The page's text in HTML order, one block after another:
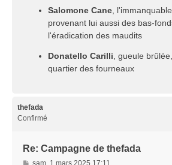
Salomone Cane ,
provenant lui aussi des bas-
l'éradication des maudits
Donatello Carilli , gueule
quartier des fourneaux
thefada
Confirmé
Re: Campagne de thefada
M
sam. 1 mars 2025 17:11